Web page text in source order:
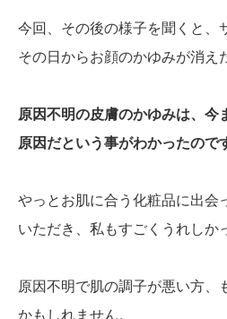
今回、その後の様子を聞くと、
その日からお顔のかゆみが消え
原因不明の皮膚のかゆみは、今
原因だという事がわかったので
やっとお肌に合う化粧品に出会
いただき、私もすごくうれしか
原因不明で肌の調子が悪い方、
かもしれません。